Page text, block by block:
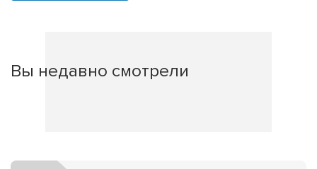
Вы недавно смотрели